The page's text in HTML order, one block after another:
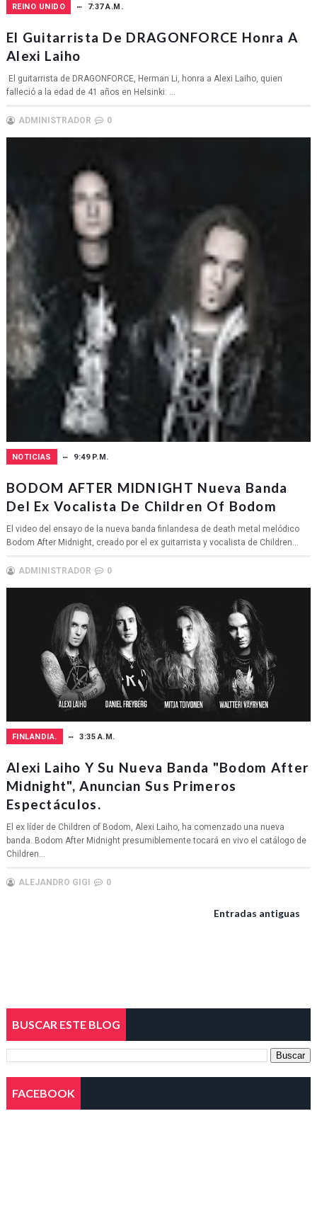
REINO UNIDO 7:37 A.M.
El Guitarrista De DRAGONFORCE Honra A
Alexi Laiho
El guitarrista de DRAGONFORCE, Herman Li, honra a Alexi Laiho, quien
falleció a la edad de 41 años en Helsinki: ...
ADMINISTRADOR 0
NOTICIAS 9:49 P.M.
BODOM AFTER MIDNIGHT Nueva Banda
Del Ex Vocalista De Children Of Bodom
El video del ensayo de la nueva banda finlandesa de death metal melódico
Bodom After Midnight, creado por el ex guitarrista y vocalista de Children...
ADMINISTRADOR 0
FINLANDIA. 3:35 A.M.
Alexi Laiho Y Su Nueva Banda "Bodom After
Midnight", Anuncian Sus Primeros
Espectáculos.
El ex líder de Children of Bodom, Alexi Laiho, ha comenzado una nueva
banda. Bodom After Midnight presumiblemente tocará en vivo el catálogo de
Children...
ALEJANDRO GIGI 0
Entradas antiguas
BUSCAR ESTE BLOG
FACEBOOK